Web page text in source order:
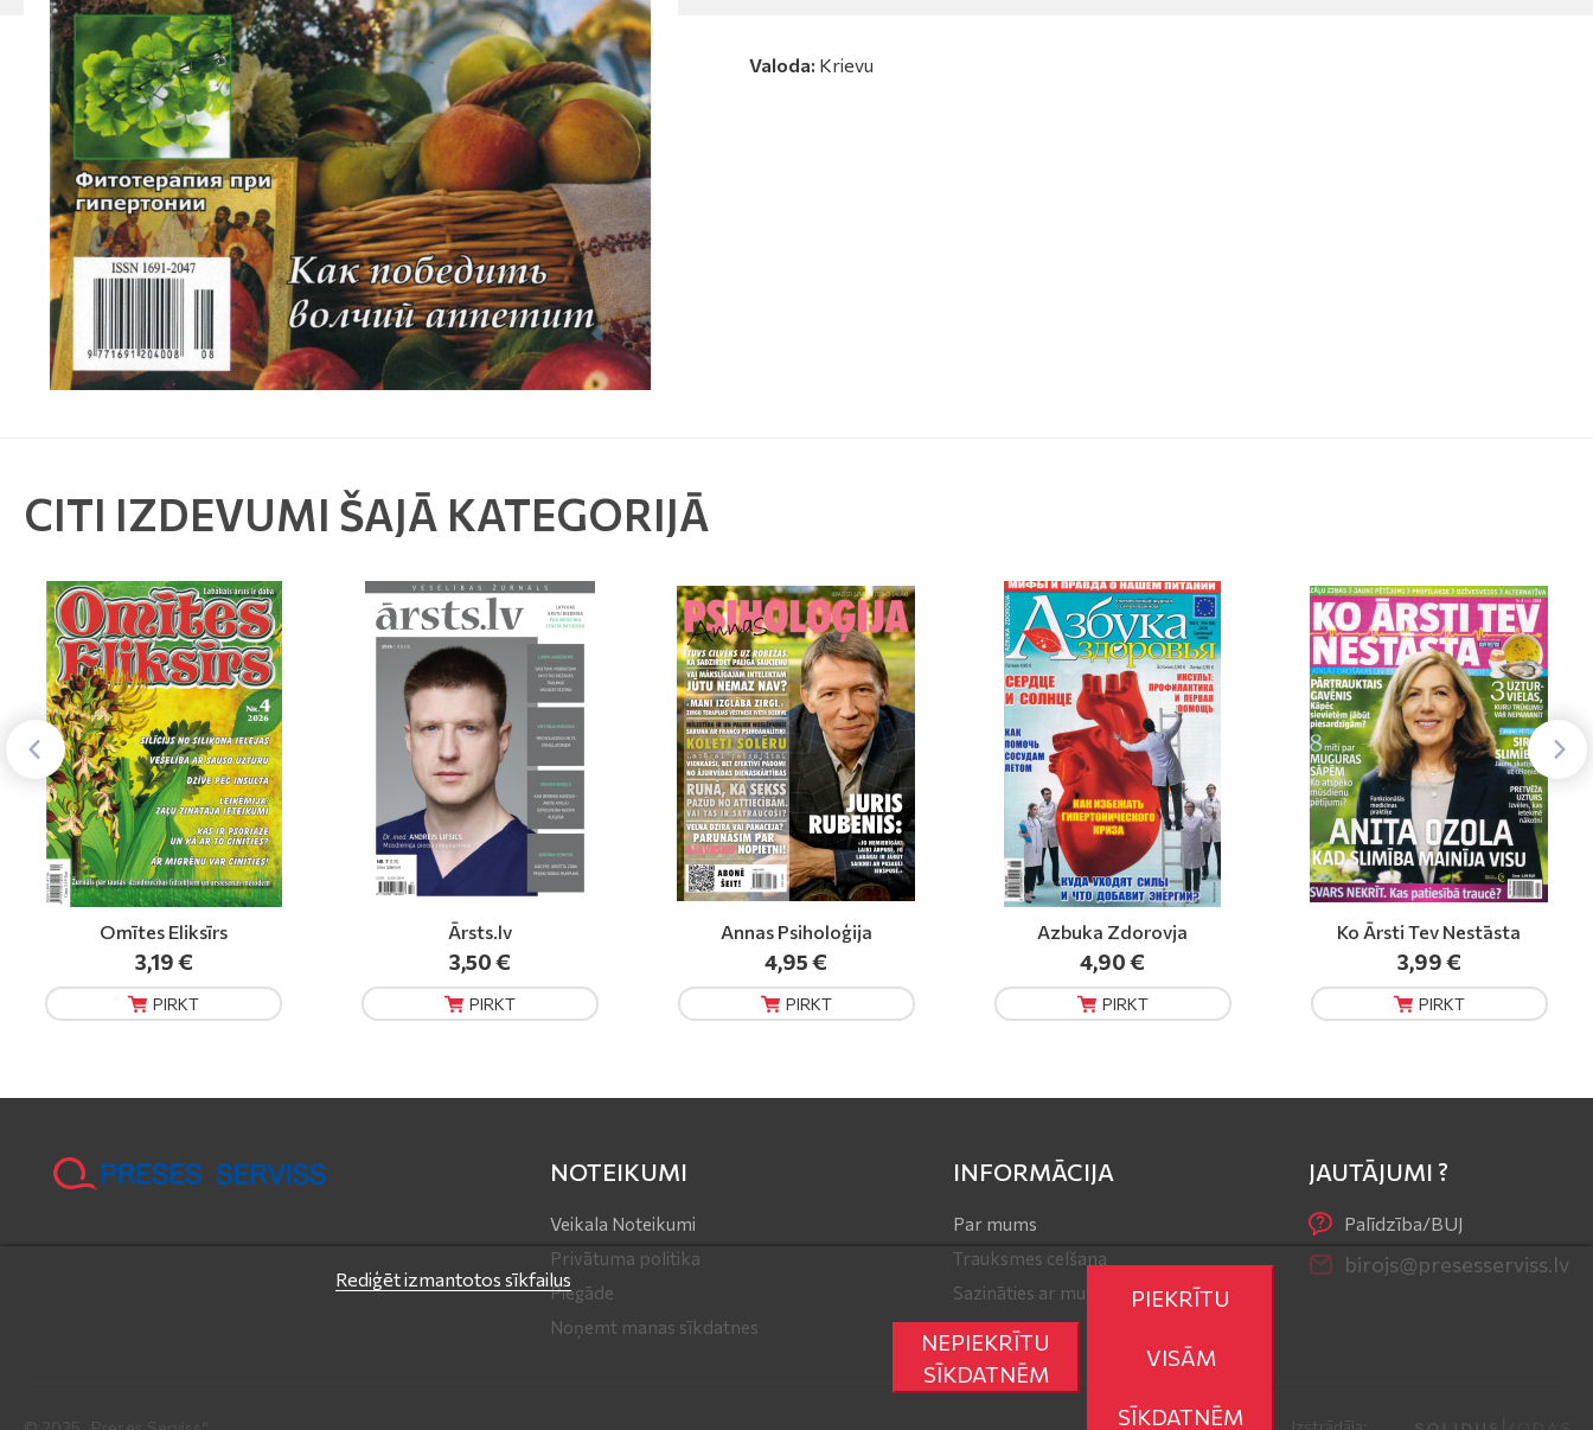
Valoda: Krievu
CITI IZDEVUMI ŠAJĀ KATEGORIJĀ
Ārsts.lv
3,50 €
PIRKT
Annas Psiholoģija
4,95 €
PIRKT
Azbuka Zdorovja
4,90 €
PIRKT
Ko Ārsti Tev Nestāsta
3,99 €
PIRKT
Ievas Veselība Spec.
2,80 €
PIRKT
NOTEIKUMI
Veikala Noteikumi
Privātuma politika
Piegāde
Noņemt manas sīkdatnes
INFORMĀCIJA
Par mums
Trauksmes celšana
Sazināties ar mums
Rediģēt izmantotos sīkfailus
NEPIEKRĪTU
SĪKDATNĒM
PIEKRĪTU
VISĀM
SĪKDATNĒM
JAUTĀJUMI ?
Palīdzība/BUJ
birojs@presesserviss.lv
Izstrādāja: